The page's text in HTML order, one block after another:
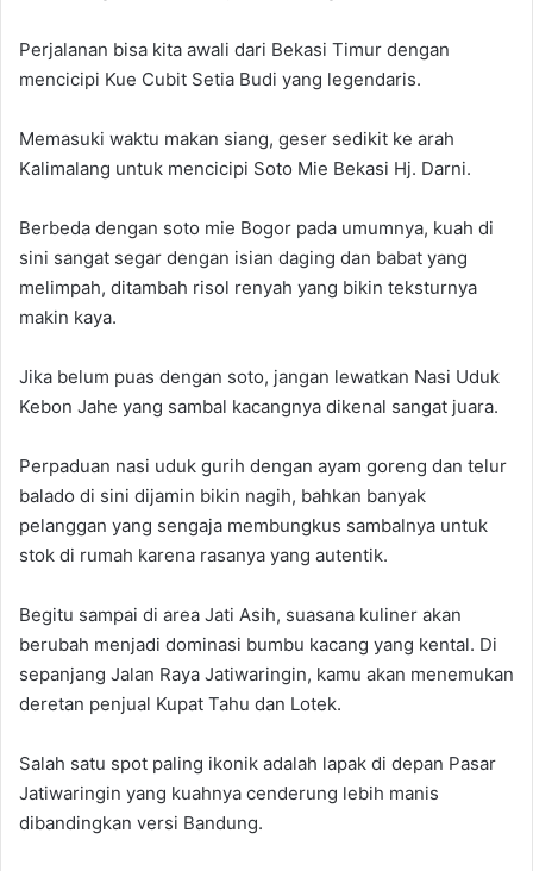
Perjalanan bisa kita awali dari Bekasi Timur dengan
mencicipi Kue Cubit Setia Budi yang legendaris.
Memasuki waktu makan siang, geser sedikit ke arah
Kalimalang untuk mencicipi Soto Mie Bekasi Hj. Darni.
Berbeda dengan soto mie Bogor pada umumnya, kuah di
sini sangat segar dengan isian daging dan babat yang
melimpah, ditambah risol renyah yang bikin teksturnya
makin kaya.
Jika belum puas dengan soto, jangan lewatkan Nasi Uduk
Kebon Jahe yang sambal kacangnya dikenal sangat juara.
Perpaduan nasi uduk gurih dengan ayam goreng dan telur
balado di sini dijamin bikin nagih, bahkan banyak
pelanggan yang sengaja membungkus sambalnya untuk
stok di rumah karena rasanya yang autentik.
Begitu sampai di area Jati Asih, suasana kuliner akan
berubah menjadi dominasi bumbu kacang yang kental. Di
sepanjang Jalan Raya Jatiwaringin, kamu akan menemukan
deretan penjual Kupat Tahu dan Lotek.
Salah satu spot paling ikonik adalah lapak di depan Pasar
Jatiwaringin yang kuahnya cenderung lebih manis
dibandingkan versi Bandung.